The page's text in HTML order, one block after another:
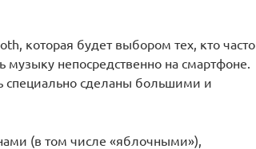
которая будет выбором тех, кто часто
непосредственно на смартфоне.
специально сделаны большими и
(в том числе «яблочными»),